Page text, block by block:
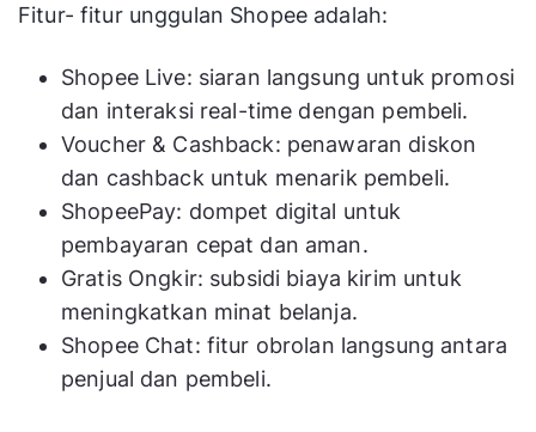
Fitur- fitur unggulan Shopee adalah:
Shopee Live: siaran langsung untuk promosi
dan interaksi real-time dengan pembeli.
Voucher & Cashback: penawaran diskon
dan cashback untuk menarik pembeli.
ShopeePay: dompet digital untuk
pembayaran cepat dan aman.
Gratis Ongkir: subsidi biaya kirim untuk
meningkatkan minat belanja.
Shopee Chat: fitur obrolan langsung antara
penjual dan pembeli.